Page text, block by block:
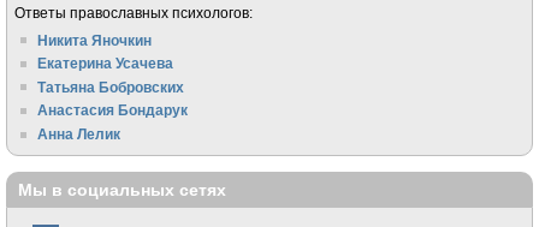
Ответы православных психологов:
Никита Яночкин
Екатерина Усачева
Татьяна Бобровских
Анастасия Бондарук
Анна Лелик
Мы в социальных сетях